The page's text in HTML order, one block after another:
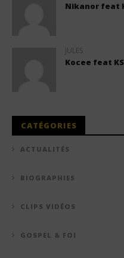
Nikanor feat
JULES
Kocee feat
CATÉGORIES
ACTUALITÉS
BIOGRAPHIES
CLIPS VIDÉOS
GOSPEL & FOI